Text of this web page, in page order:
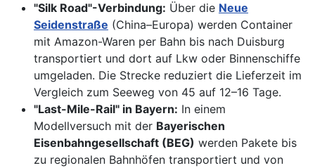
"Silk Road"-Verbindung: Über die Neue
Seidenstraße (China–Europa) werden Container
mit Amazon-Waren per Bahn bis nach Duisburg
transportiert und dort auf Lkw oder Binnenschiffe
umgeladen. Die Strecke reduziert die Lieferzeit im
Vergleich zum Seeweg von 45 auf 12–16 Tage.
"Last-Mile-Rail" in Bayern: In einem
Modellversuch mit der Bayerischen
Eisenbahngesellschaft (BEG) werden Pakete bis
zu regionalen Bahnhöfen transportiert und von